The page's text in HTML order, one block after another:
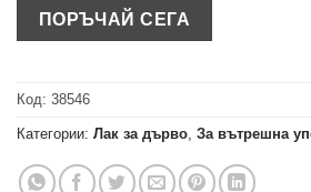
Код: 38546
Категории: Лак за дърво За вътрешна